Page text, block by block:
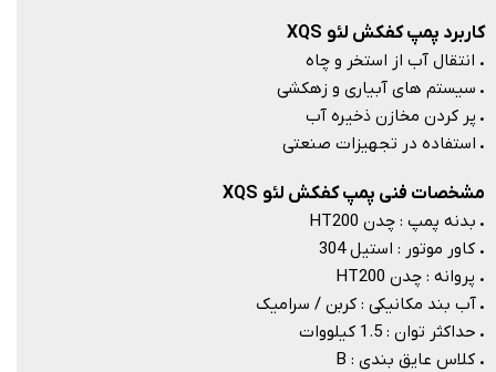
کاربرد پمپ کفکش لئو XQS
. انتقال آب از استخر و چاه
. سیستم های آبیاری و زهکشی
. پر کردن مخازن ذخیره آب
. استفاده در تجهیزات صنعتی
مشخصات فنی پمپ کفکش لئو XQS
. بدنه پمپ : چدن HT200
. کاور موتور : استیل 304
. پروانه : چدن HT200
. آب بند مکانیکی : کربن / سرامیک
. حداکثر توان : 1.5 کیلووات
. کلاس عایق بندی : B